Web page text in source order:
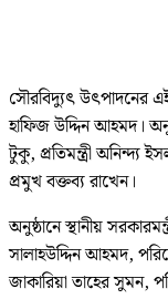
সৌরবিদ্যুৎ উৎপাদনের
হাফিজ উদ্দিন আহমদ।
টুকু, প্রতিমন্ত্রী
প্রমুখ বক্তব্য রাখেন।
অনুষ্ঠানে স্থানীয়
সালাহউদ্দিন আহমদ,
জাকারিয়া তাহের সুমন,